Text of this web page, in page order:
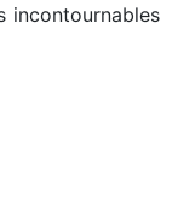
incontournables